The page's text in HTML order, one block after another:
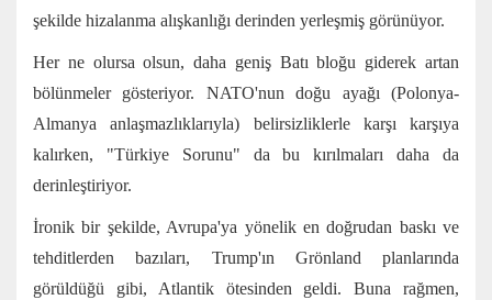
şekilde hizalanma alışkanlığı derinden yerleşmiş görünüyor.
Her ne olursa olsun, daha geniş Batı bloğu giderek artan
bölünmeler gösteriyor. NATO'nundoğu ayağı(Polonya-
Almanya anlaşmazlıklarıyla) belirsizliklerle karşı karşıya
kalırken, "Türkiye Sorunu" da bukırılmaları daha da
derinleştiriyor.
İronik bir şekilde, Avrupa'ya yönelik en doğrudan baskı ve
tehditlerden bazıları, Trump'ın Grönland
planlarında
görüldüğü gibi, Atlantik ötesinden geldi. Buna rağmen,